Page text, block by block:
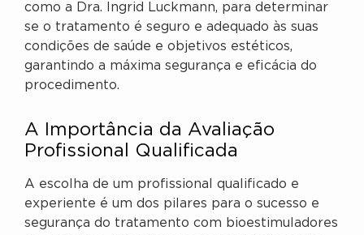
como a Dra. Ingrid Luckmann, para determinar
se o tratamento é seguro e adequado às suas
condições de saúde e objetivos estéticos,
garantindo a máxima segurança e eficácia do
procedimento.
A Importância da Avaliação
Profissional Qualificada
A escolha de um profissional qualificado e
experiente é um dos pilares para o sucesso e
segurança do tratamento com bioestimuladores